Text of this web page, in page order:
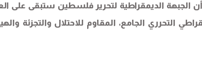
أن الجبهة الديمقراطية لتحرير فلسطين ستبقى على
التحرري الجامع، المقاوم للاحتلال والتجزئة